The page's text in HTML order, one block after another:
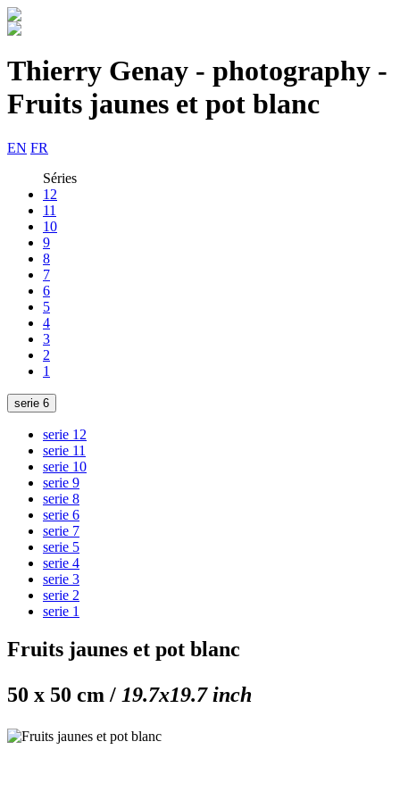
Thierry Genay - photography -
Fruits jaunes et pot blanc
EN FR
Séries
12
11
10
9
8
7
6
5
4
3
2
1
serie 6
serie 12
serie 11
serie 10
serie 9
serie 8
serie 6
serie 7
serie 5
serie 4
serie 3
serie 2
serie 1
Fruits jaunes et pot blanc
50 x 50 cm / 19.7x19.7 inch